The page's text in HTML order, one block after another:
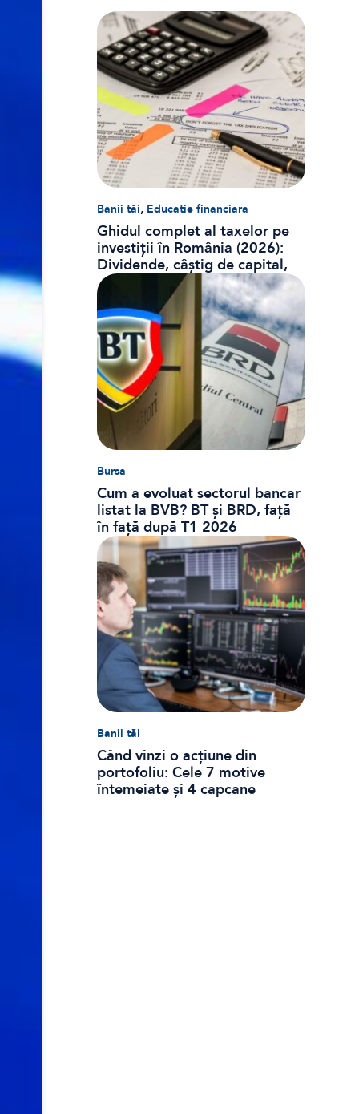
Banii tăi, Educatie financiara
Ghidul complet al taxelor pe
investiții în România (2026):
Dividende, câștig de capital,
dobânzi și CASS
Bursa
Cum a evoluat sectorul bancar
listat la BVB? BT și BRD, față
în față după T1 2026
Banii tăi
Când vinzi o acțiune din
portofoliu: Cele 7 motive
întemeiate și 4 capcane